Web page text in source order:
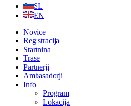
SL
EN
Novice
Registracija
Startnina
Trase
Partnerji
Ambasadorji
Info
Program
Lokacija